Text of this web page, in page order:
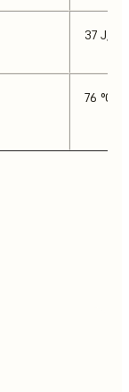
37 J/m
76 °C